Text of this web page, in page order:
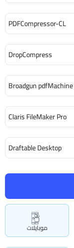
موبايلات
PDFCompressor-CL
DropCompress
Broadgun pdfMachine
Claris FileMaker Pro
Draftable Desktop